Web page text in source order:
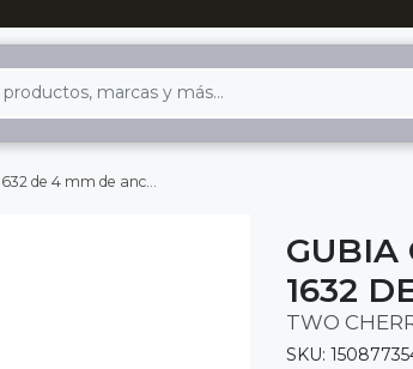
de ancho para torneria
GUBIA
1632
TWO
SKU: